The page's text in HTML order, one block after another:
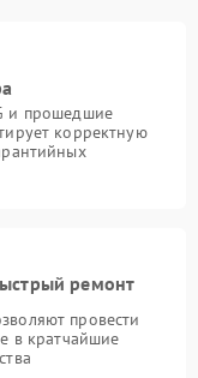
и прошедшие
корректную
ремонт
провести
в кратчайшие